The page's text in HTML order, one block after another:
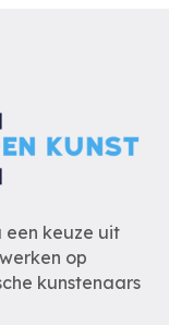
een keuze uit
op
kunstenaars